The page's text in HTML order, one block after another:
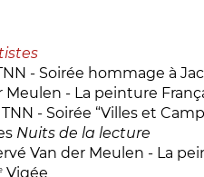
- Soirée hommage à
Meulen - La peinture
- Soirée “Villes et
Nuits de la lecture
Van der Meulen - La
Vigée